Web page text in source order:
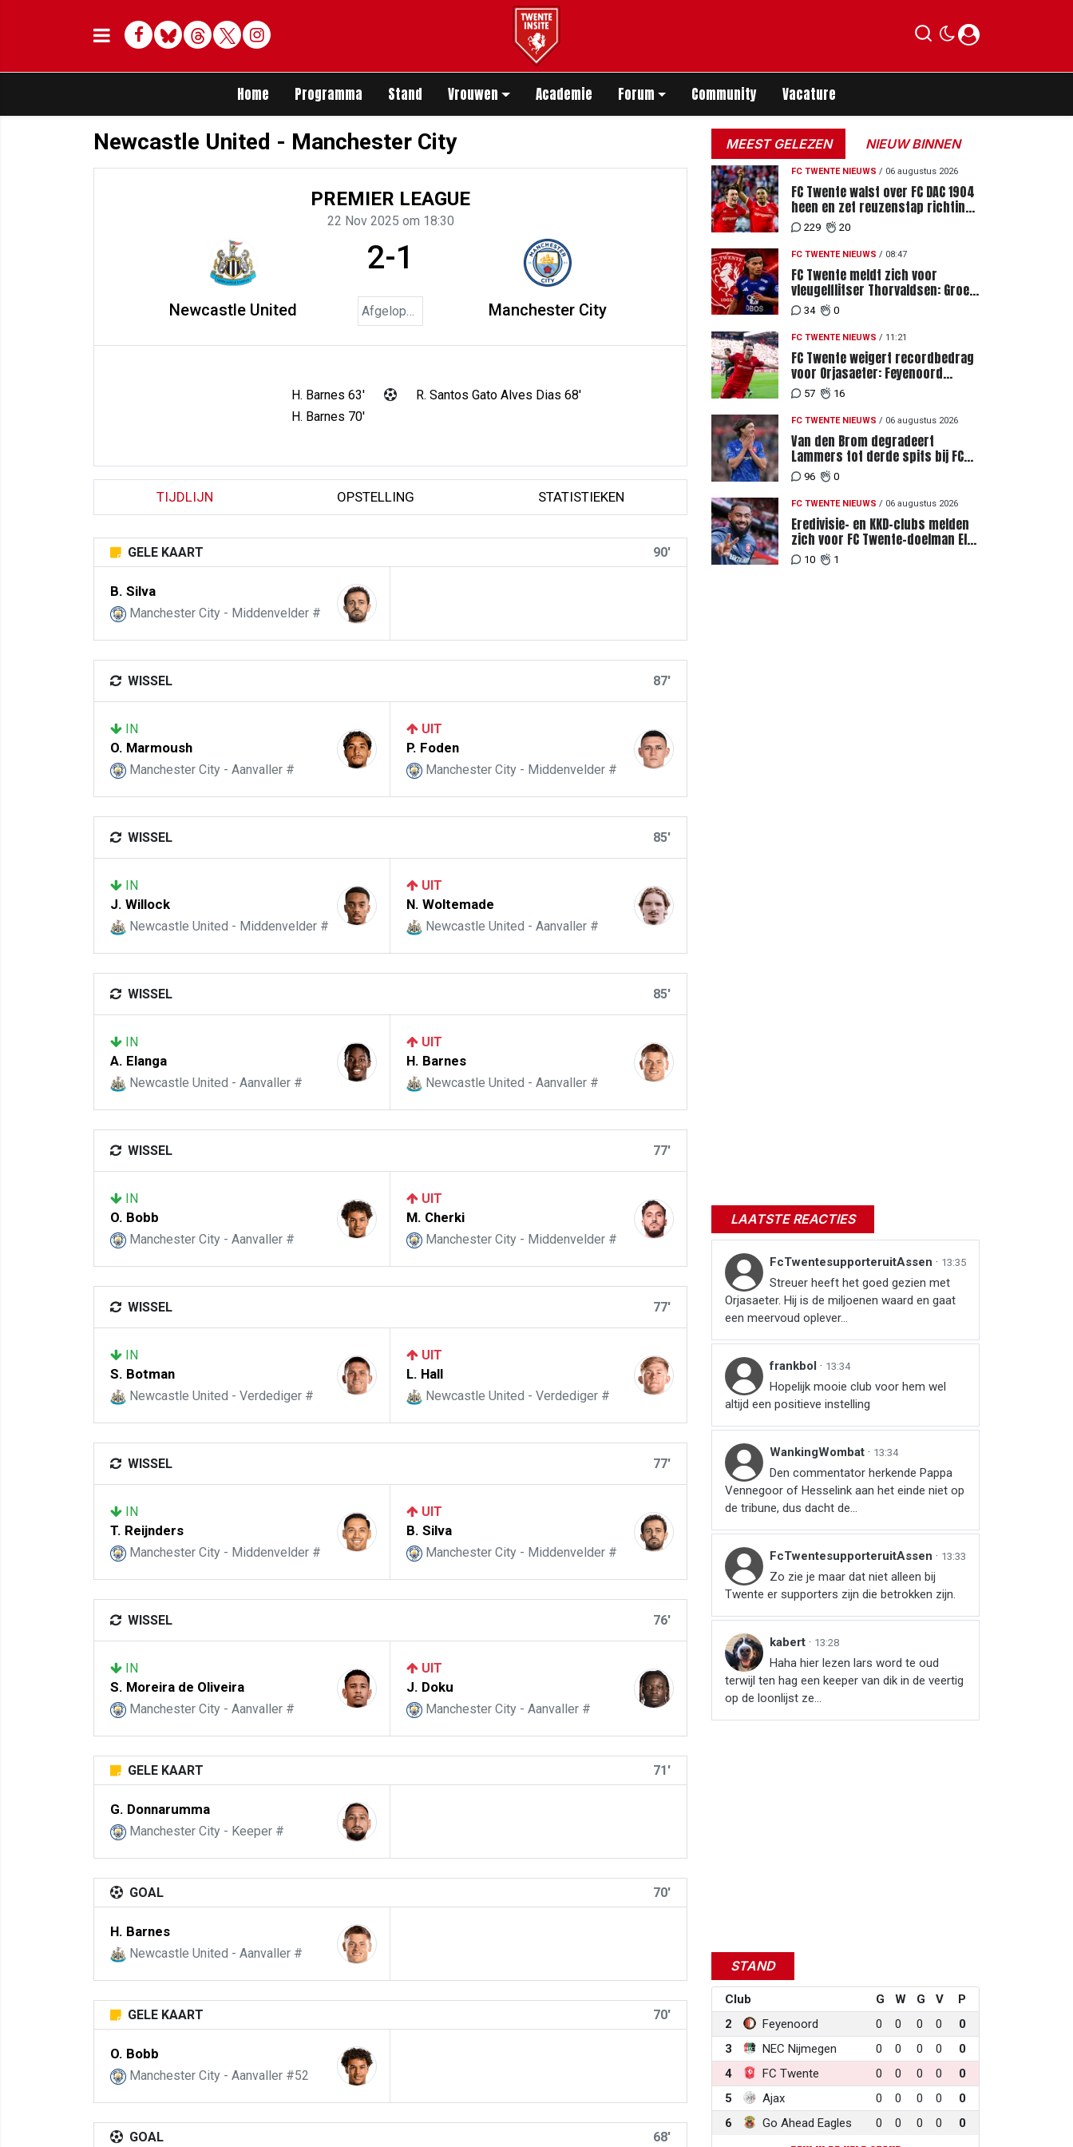
Facebook
BlueskyThreadsTwitterDelen op Whatsapp
Home Programma Stand Vrouwen Academie Forum Community Vacature
Newcastle United - Manchester City
PREMIER LEAGUE
22 Nov 2025 om 18:30
Newcastle United
2-1
Manchester City
H. Barnes 63'
H. Barnes 70'
R. Santos Gato Alves Dias 68'
TIJDLIJN OPSTELLING STATISTIEKEN
GELE KAART 90'
B. Silva
Manchester City - Middenvelder #
WISSEL 87'
IN
O. Marmoush
Manchester City - Aanvaller #
UIT
P. Foden
Manchester City - Middenvelder #
WISSEL 85'
IN
J. Willock
Newcastle United - Middenvelder #
UIT
N. Woltemade
Newcastle United - Aanvaller #
WISSEL 85'
IN
A. Elanga
Newcastle United - Aanvaller #
UIT
H. Barnes
Newcastle United - Aanvaller #
WISSEL 77'
IN
O. Bobb
Manchester City - Aanvaller #
UIT
M. Cherki
Manchester City - Middenvelder #
WISSEL 77'
IN
S. Botman
Newcastle United - Verdediger #
UIT
L. Hall
Newcastle United - Verdediger #
WISSEL 77'
IN
T. Reijnders
Manchester City - Middenvelder #
UIT
B. Silva
Manchester City - Middenvelder #
WISSEL 76'
IN
S. Moreira de Oliveira
Manchester City - Aanvaller #
UIT
J. Doku
Manchester City - Aanvaller #
GELE KAART 71'
G. Donnarumma
Manchester City - Keeper #
GOAL 70'
H. Barnes
Newcastle United - Aanvaller #
GELE KAART 70'
O. Bobb
Manchester City - Aanvaller #52
GOAL 68'
MEEST GELEZEN NIEUW BINNEN
FC TWENTE NIEUWS / 06 augustus 2026
FC Twente walst over FC DAC 1904
heen en zet reuzenstap richting
de play-offs
229 20
FC TWENTE NIEUWS / 08:47
FC Twente meldt zich voor
vleugelflitser Thorvaldsen: Groen
licht voor miljoenenbod
34 0
FC TWENTE NIEUWS / 11:21
FC Twente weigert recordbedrag
voor Orjasaeter: Feyenoord
genoemd na megabod
57 16
FC TWENTE NIEUWS / 06 augustus 2026
Van den Brom degradeert
Lammers tot derde spits bij FC
Twente
96 0
FC TWENTE NIEUWS / 06 augustus 2026
Eredivisie- en KKD-clubs melden
zich voor FC Twente-doelman El
Maach
10 1
LAATSTE REACTIES
FcTwentesupporteruitAssen · 13:35
Streuer heeft het goed gezien met
Orjasaeter. Hij is de miljoenen waard en gaat
een meervoud oplever...
frankbol · 13:34
Hopelijk mooie club voor hem wel
altijd een positieve instelling
WankingWombat · 13:34
Den commentator herkende Pappa
Vennegoor of Hesselink aan het einde niet op
de tribune, dus dacht de...
FcTwentesupporteruitAssen · 13:33
Zo zie je maar dat niet alleen bij
Twente er supporters zijn die betrokken zijn.
kabert · 13:28
Haha hier lezen lars word te oud
terwijl ten hag een keeper van dik in de veertig
op de loonlijst ze...
STAND
Club G W G V
P
2
Feyenoord 0 0 0 0
0
3
NEC Nijmegen 0 0 0 0
0
4
FC Twente 0 0 0 0
0
5
Ajax 0 0 0 0
0
6
Go Ahead Eagles 0 0 0 0 0